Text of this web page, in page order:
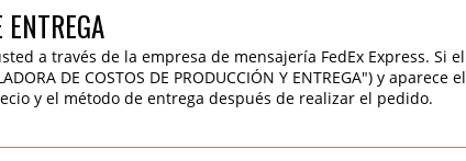
a través de la empresa de mensajería FedEx Express. Si el
DE COSTOS DE PRODUCCIÓN Y ENTREGA") y aparece el
y el método de entrega después de realizar el pedido.